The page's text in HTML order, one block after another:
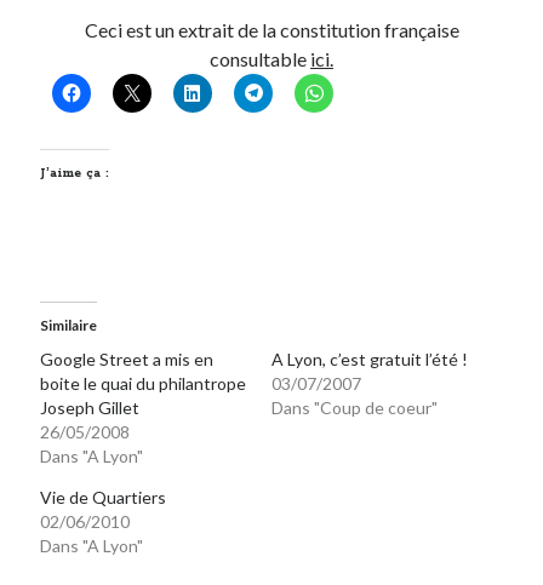
Bon plan du dimanche
Coup de coeur
Daddy
Lyon à Livre Ouvert
Mini-monsieur
Non classé
Parole de Follower
Patchwork
Photos
Proust
Sons
Ceci est un extrait de la constitution française
consultable ici.
J’aime ça :
Similaire
Google Street a mis en
boite le quai du philantrope
Joseph Gillet
26/05/2008
Dans "A Lyon"
A Lyon, c’est gratuit l’été !
03/07/2007
Dans "Coup de coeur"
Vie de Quartiers
02/06/2010
Dans "A Lyon"